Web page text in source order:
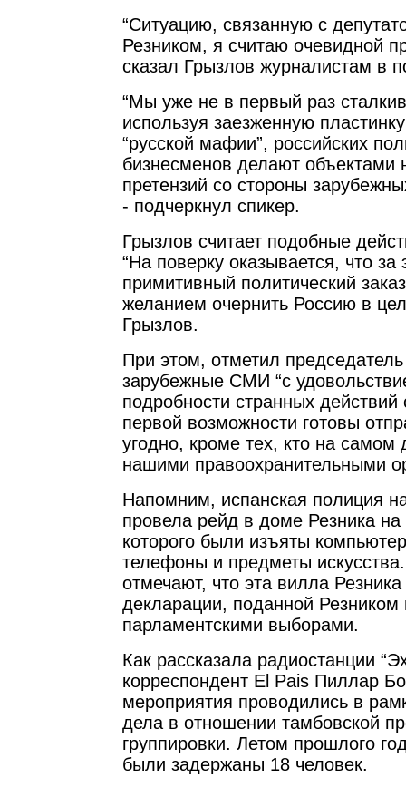
“Ситуацию, связанную с
Резником, я считаю очевидной
сказал Грызлов журналистам в
“Мы уже не в первый раз
используя заезженную
“русской мафии”, российских
бизнесменов делают объектами
претензий со стороны
- подчеркнул спикер.
Грызлов считает подобные
“На поверку оказывается, что за
примитивный политический
желанием очернить Россию в
Грызлов.
При этом, отметил
зарубежные СМИ “с
подробности странных
первой возможности готовы
угодно, кроме тех, кто на самом
нашими правоохранительными
Напомним, испанская полиция
провела рейд в доме Резника
которого были изъяты
телефоны и предметы
отмечают, что эта вилла
декларации, поданной
парламентскими выборами.
Как рассказала радиостанции
корреспондент El Pais Пиллар
мероприятия проводились в
дела в отношении тамбовской
группировки. Летом прошлого
были задержаны 18 человек.